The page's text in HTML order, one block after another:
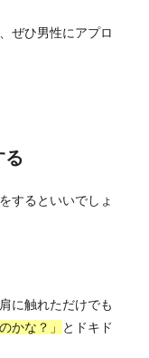
ぜひ男性にアプロ
る
するといいでしょ
に触れただけでも
かな？」
とドキド